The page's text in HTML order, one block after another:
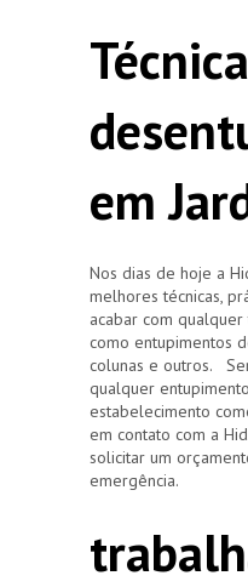
em
Nos dias de hoje a
melhores técnicas,
acabar com
como entupimentos
colunas e outros.
qualquer
estabelecimento
em contato com a
solicitar um
emergência.